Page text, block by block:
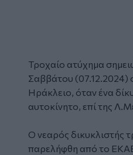
Τροχαίο ατύχημα
Σαββάτου (07.12.2024)
Ηράκλειο, όταν ένα
αυτοκίνητο, επί της
Ο νεαρός δικυκλιστής
παρελήφθη από το